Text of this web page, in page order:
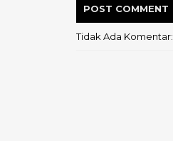
POST COMMENT
Tidak Ada Komentar: